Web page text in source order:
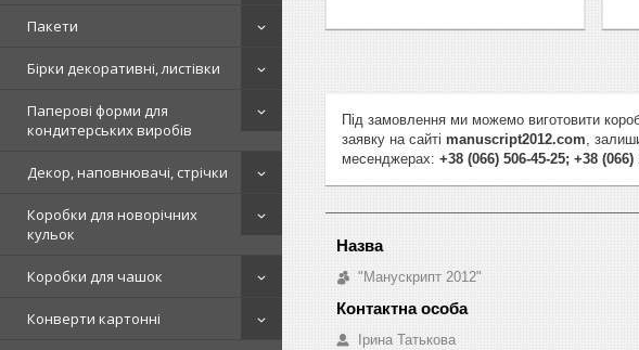
Пакети
Бірки декоративні, листівки
Паперові форми для
кондитерських виробів
Декор, наповнювачі, стрічки
Коробки для новорічних
кульок
Коробки для чашок
Конверти картонні
Під замовлення ми можемо виготовити
заявку на сайті manuscript2012.com ,
месенджерах: +38 (066) 506-45-25; +38
"Манускрипт 2012"
Ірина Татькова